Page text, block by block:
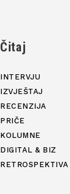
Čitaj
INTERVJU
IZVJEŠTAJ
RECENZIJA
PRIČE
KOLUMNE
DIGITAL & BIZ
RETROSPEKTIVA